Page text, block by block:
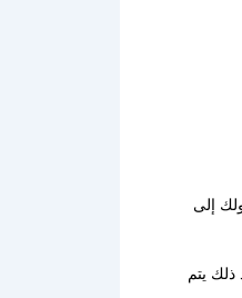
إلى
ذلك يتم